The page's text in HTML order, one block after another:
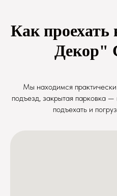
Как проехать
Декор"
Мы находимся
подъезд, закрытая парковка —
подъехать и